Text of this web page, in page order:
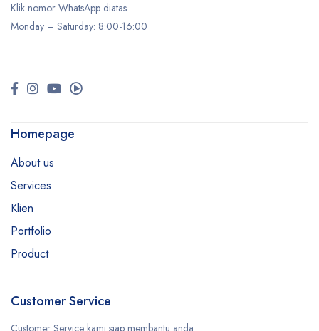
Klik nomor WhatsApp diatas
Monday – Saturday: 8:00-16:00
Homepage
About us
Services
Klien
Portfolio
Product
Customer Service